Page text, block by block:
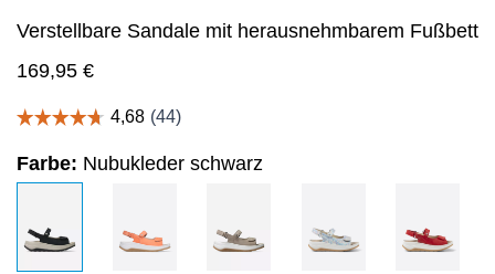
Verstellbare Sandale mit herausnehmbarem Fußbett
169,95 €
Farbe: Nubukleder schwarz